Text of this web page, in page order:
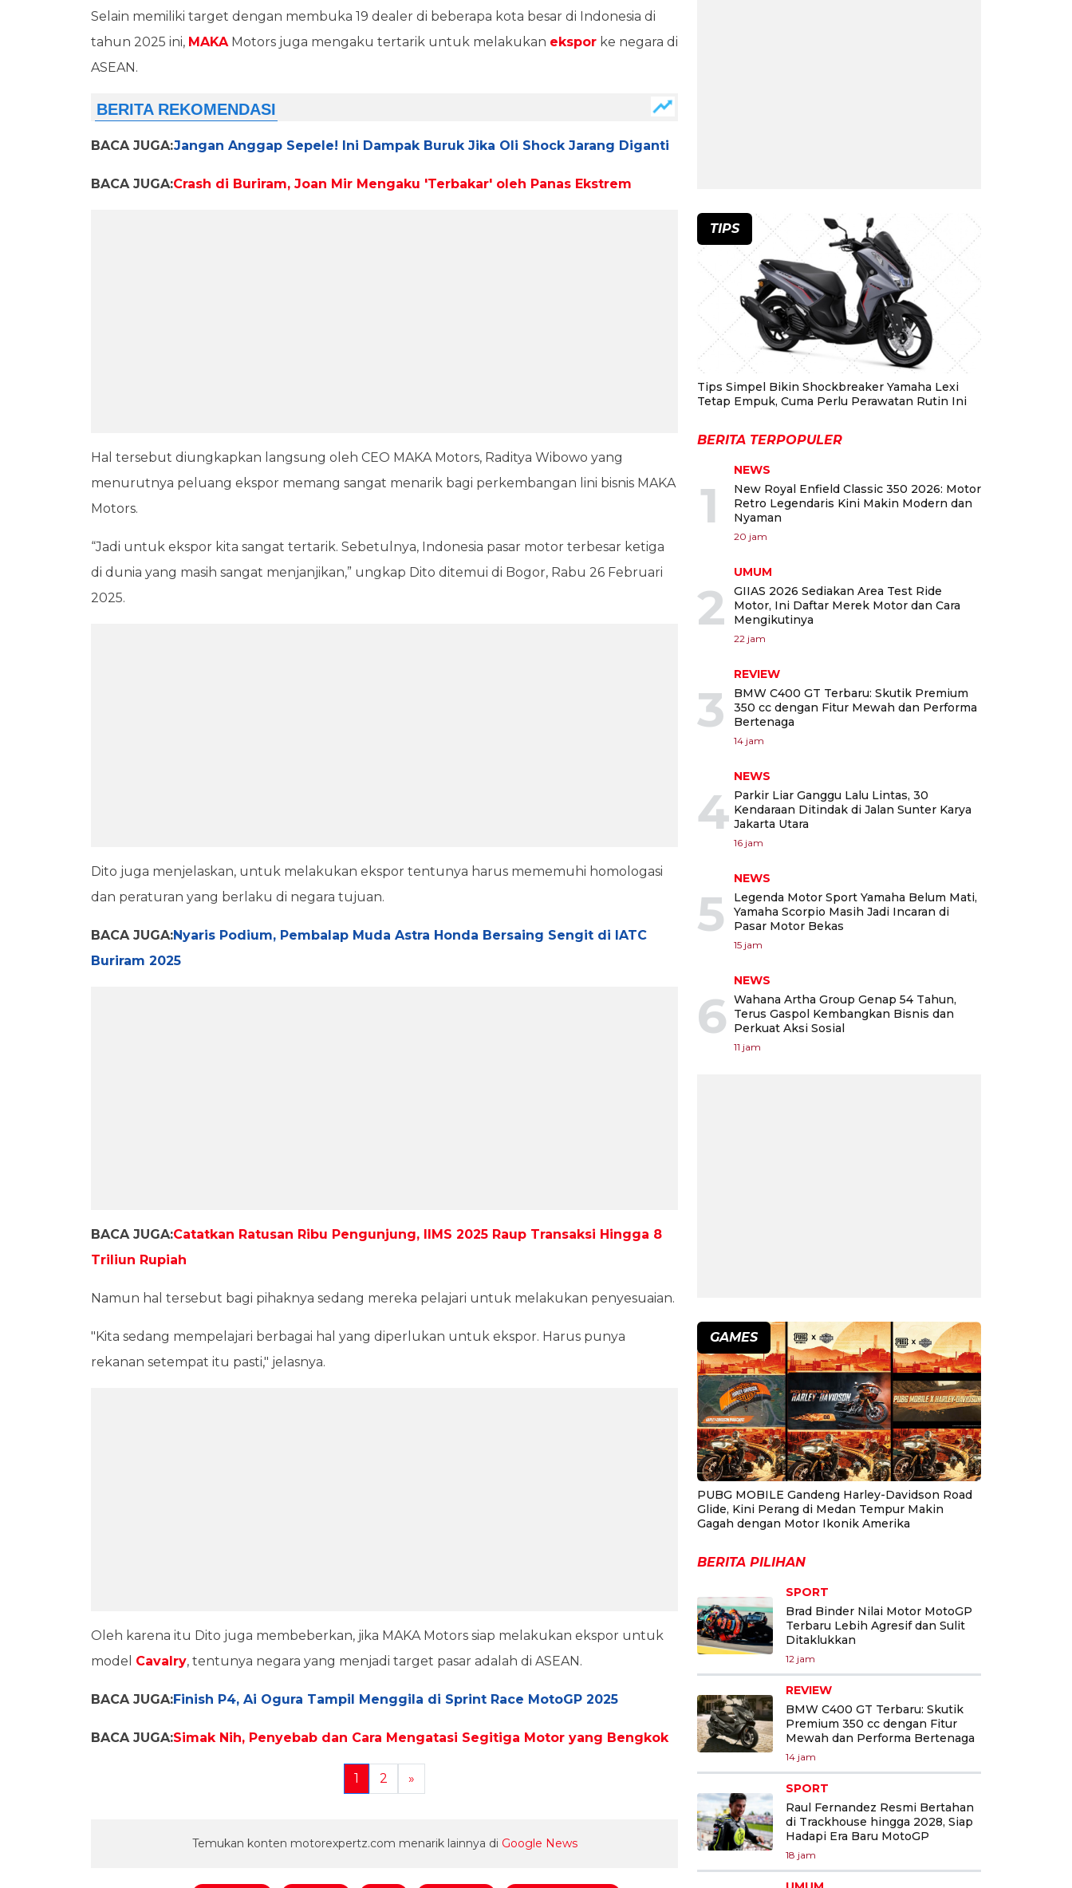
Selain memiliki target dengan membuka 19 dealer di beberapa kota besar di Indonesia di
tahun 2025 ini, MAKAMotors juga mengaku tertarik untuk melakukan ekspor ke negara di
ASEAN.
BACA JUGA:Jangan Anggap Sepele! Ini Dampak Buruk Jika Oli Shock Jarang Diganti
BACA JUGA:Crash di Buriram, Joan Mir Mengaku 'Terbakar' oleh Panas Ekstrem
Hal tersebut diungkapkan langsung oleh CEO MAKA Motors, Raditya Wibowo yang
menurutnya peluang ekspor memang sangat menarik bagi perkembangan lini bisnis MAKA
Motors.
“Jadi untuk ekspor kita sangat tertarik. Sebetulnya, Indonesia pasar motor terbesar ketiga
di dunia yang masih sangat menjanjikan,” ungkap Dito ditemui di Bogor, Rabu 26 Februari
2025.
Dito juga menjelaskan, untuk melakukan ekspor tentunya harus mememuhi homologasi
dan peraturan yang berlaku di negara tujuan.
BACA JUGA:Nyaris Podium, Pembalap Muda Astra Honda Bersaing Sengit di IATC
Buriram 2025
BACA JUGA:Catatkan Ratusan Ribu Pengunjung, IIMS 2025 Raup Transaksi Hingga 8
Triliun Rupiah
Namun hal tersebut bagi pihaknya sedang mereka pelajari untuk melakukan penyesuaian.
"Kita sedang mempelajari berbagai hal yang diperlukan untuk ekspor. Harus punya
rekanan setempat itu pasti," jelasnya.
Oleh karena itu Dito juga membeberkan, jika MAKA Motors siap melakukan ekspor untuk
model Cavalry, tentunya negara yang menjadi target pasar adalah di ASEAN.
BACA JUGA:Finish P4, Ai Ogura Tampil Menggila di Sprint Race MotoGP 2025
BACA JUGA:Simak Nih, Penyebab dan Cara Mengatasi Segitiga Motor yang Bengkok
1 2 »
Temukan konten motorexpertz.com menarik lainnya di Google News
TIPS
Tips Simpel Bikin Shockbreaker Yamaha Lexi
Tetap Empuk, Cuma Perlu Perawatan Rutin Ini
BERITA TERPOPULER
1
NEWS
New Royal Enfield Classic 350 2026: Motor
Retro Legendaris Kini Makin Modern dan
Nyaman
20 jam
2
UMUM
GIIAS 2026 Sediakan Area Test Ride
Motor, Ini Daftar Merek Motor dan Cara
Mengikutinya
22 jam
3
REVIEW
BMW C400 GT Terbaru: Skutik Premium
350 cc dengan Fitur Mewah dan Performa
Bertenaga
14 jam
4
NEWS
Parkir Liar Ganggu Lalu Lintas, 30
Kendaraan Ditindak di Jalan Sunter Karya
Jakarta Utara
16 jam
5
NEWS
Legenda Motor Sport Yamaha Belum Mati,
Yamaha Scorpio Masih Jadi Incaran di
Pasar Motor Bekas
15 jam
6
NEWS
Wahana Artha Group Genap 54 Tahun,
Terus Gaspol Kembangkan Bisnis dan
Perkuat Aksi Sosial
11 jam
GAMES
PUBG MOBILE Gandeng Harley-Davidson Road
Glide, Kini Perang di Medan Tempur Makin
Gagah dengan Motor Ikonik Amerika
BERITA PILIHAN
SPORT
Brad Binder Nilai Motor MotoGP
Terbaru Lebih Agresif dan Sulit
Ditaklukkan
12 jam
REVIEW
BMW C400 GT Terbaru: Skutik
Premium 350 cc dengan Fitur
Mewah dan Performa Bertenaga
14 jam
SPORT
Raul Fernandez Resmi Bertahan
di Trackhouse hingga 2028, Siap
Hadapi Era Baru MotoGP
18 jam